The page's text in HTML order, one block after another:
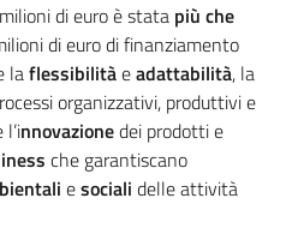
di euro è stata più che
di euro di finanziamento
laflessibilitàeadattabilità, la
organizzativi, produttivi e
nnovazionedei prodotti e
che garantiscano
esociali delle attività